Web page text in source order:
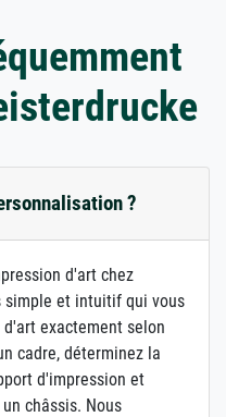
?
d'art chez
simple et intuitif qui vous
exactement selon
cadre, déterminez la
d'impression et
châssis. Nous